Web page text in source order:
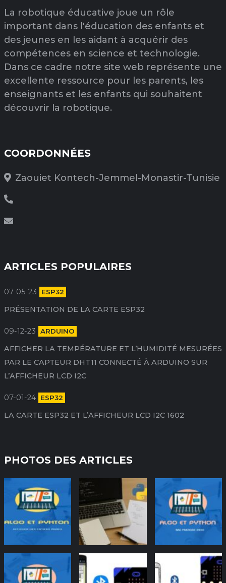
La robotique éducative joue un rôle
important dans l'éducation des enfants et
des jeunes en les aidant à acquérir des
compétences en science et technologie.
Dans ce cadre notre site web représente une
excellente ressource pour les parents, les
enseignants et les enfants qui souhaitent
découvrir la robotique.
COORDONNÉES
Zaouiet Kontech-Jemmel-Monastir-Tunisie
ARTICLES POPULAIRES
ESP32
07-05-23
PRÉSENTATION DE LA CARTE ESP32
ARDUINO
09-12-23
AFFICHER LA TEMPÉRATURE ET L’HUMIDITÉ MESURÉES
PAR LE CAPTEUR DHT11 CONNECTÉ À ARDUINO SUR
L’AFFICHEUR LCD I2C
ESP32
07-01-24
LA CARTE ESP32 ET L’AFFICHEUR LCD I2C 1602
PHOTOS DES ARTICLES